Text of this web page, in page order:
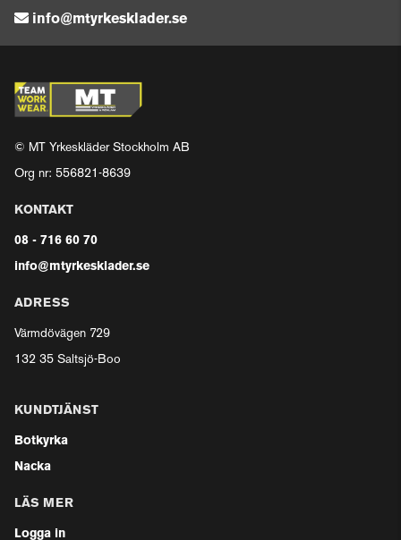
info@mtyrkesklader.se
© MT Yrkeskläder Stockholm AB
Org nr: 556821-8639
KONTAKT
08 - 716 60 70
info@mtyrkesklader.se
ADRESS
Värmdövägen 729
132 35 Saltsjö-Boo
KUNDTJÄNST
Botkyrka
Nacka
LÄS MER
Logga in